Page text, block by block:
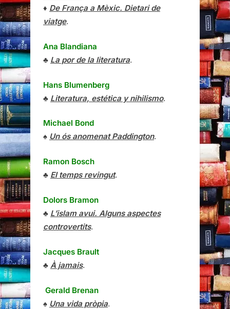
♦ De França a Mèxic. Dietari de
viatge.
Ana Blandiana
♣ La por de la literatura.
Hans Blumenberg
♣ Literatura, estética y nihilismo.
Michael Bond
♠ Un ós anomenat Paddington.
Ramon Bosch
♣ El temps revingut.
Dolors Bramon
♣ L’islam avui. Alguns aspectes
controvertits.
Jacques Brault
♣ À jamais.
Gerald Brenan
♠ Una vida pròpia.